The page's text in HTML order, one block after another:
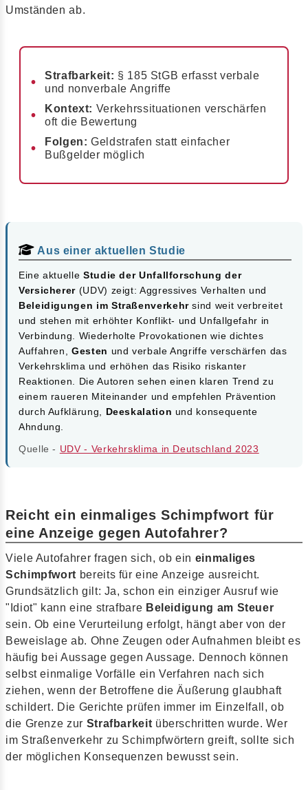
Umständen ab.
Strafbarkeit: § 185 StGB erfasst verbale
und nonverbale Angriffe
Kontext: Verkehrssituationen verschärfen
oft die Bewertung
Folgen: Geldstrafen statt einfacher
Bußgelder möglich
Aus einer aktuellen Studie
Eine aktuelle Studie der Unfallforschung der
Versicherer (UDV) zeigt: Aggressives Verhalten und
Beleidigungen im Straßenverkehrsind weit verbreitet
und stehen mit erhöhter Konflikt- und Unfallgefahr in
Verbindung. Wiederholte Provokationen wie dichtes
Auffahren,Gesten und verbale Angriffe verschärfen das
Verkehrsklima und erhöhen das Risiko riskanter
Reaktionen. Die Autoren sehen einen klaren Trend zu
einem raueren Miteinander und empfehlen Prävention
durch Aufklärung, Deeskalation und konsequente
Ahndung.
Quelle - UDV - Verkehrsklima in Deutschland 2023
Reicht ein einmaliges Schimpfwort für
eine Anzeige gegen Autofahrer?
Viele Autofahrer fragen sich, ob ein einmaliges
Schimpfwort bereits für eine Anzeige ausreicht.
Grundsätzlich gilt: Ja, schon ein einziger Ausruf wie
"Idiot" kann eine strafbare Beleidigung am Steuer
sein. Ob eine Verurteilung erfolgt, hängt aber von der
Beweislage ab. Ohne Zeugen oder Aufnahmen bleibt es
häufig bei Aussage gegen Aussage. Dennoch können
selbst einmalige Vorfälle ein Verfahren nach sich
ziehen, wenn der Betroffene die Äußerung glaubhaft
schildert. Die Gerichte prüfen immer im Einzelfall, ob
die Grenze zur Strafbarkeit überschritten wurde. Wer
im Straßenverkehr zu Schimpfwörtern greift, sollte sich
der möglichen Konsequenzen bewusst sein.